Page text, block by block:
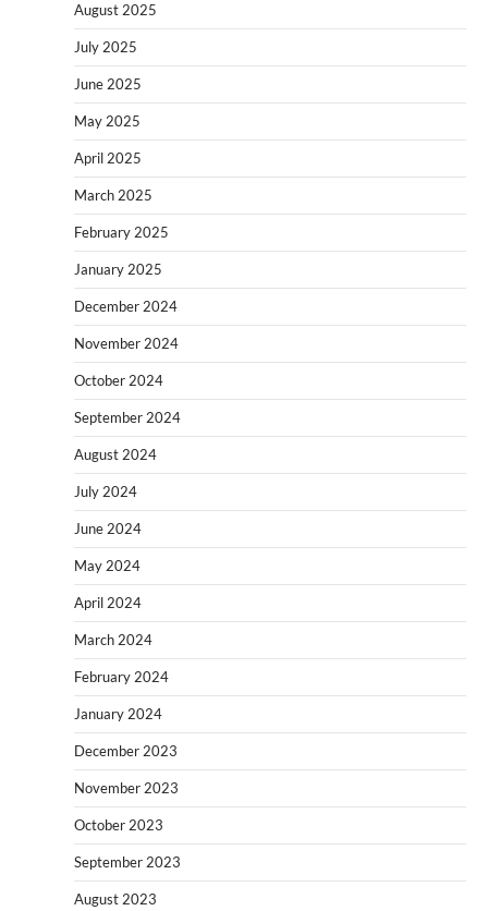
August 2025
July 2025
June 2025
May 2025
April 2025
March 2025
February 2025
January 2025
December 2024
November 2024
October 2024
September 2024
August 2024
July 2024
June 2024
May 2024
April 2024
March 2024
February 2024
January 2024
December 2023
November 2023
October 2023
September 2023
August 2023